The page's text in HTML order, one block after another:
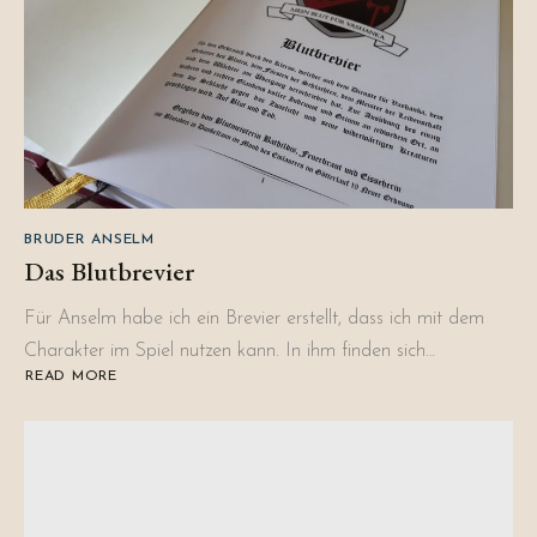
BRUDER ANSELM
Das Blutbrevier
Für Anselm habe ich ein Brevier erstellt, dass ich mit dem
Charakter im Spiel nutzen kann. In ihm finden sich…
READ MORE
ABOUT